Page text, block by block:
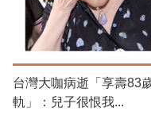
台灣大咖病逝「享壽83
軌」：兒子很恨我...